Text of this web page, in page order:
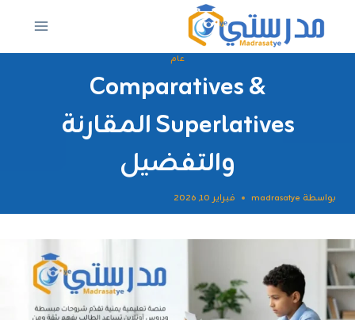
المحتوى
عام
Comparatives &
Superlatives المقارنة
والتفضيل
بواسطة madrasatye فبراير 10, 2026